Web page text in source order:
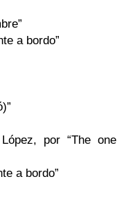
a bordo”
por “The one
a bordo”